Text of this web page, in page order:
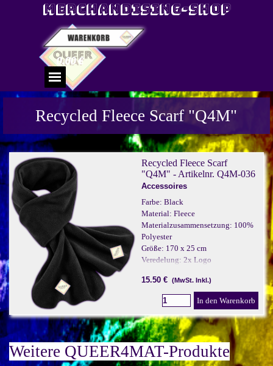
Direkt zum Seiteninhalt
Merchandising-Shop
0.00 €
Menü überspringen
Recycled Fleece Scarf "Q4M"
Recycled Fleece Scarf
"Q4M" - Artikelnr. Q4M-036
Accessoires
Farbe: Black
Material: Fleece
Materialzusammensetzung: 100%
Polyester
Größe: 170 x 25 cm
Veredelung: 2x Logo
15.50 € (MwSt. Inkl.)
In den Warenkorb
Weitere QUEER4MAT-Produkte